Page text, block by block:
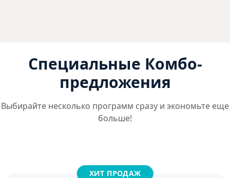
Специальные Комбо-
предложения
Выбирайте несколько программ сразу и экономьте еще
больше!
ХИТ ПРОДАЖ